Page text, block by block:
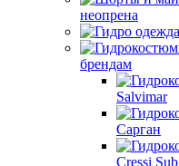
неопрена
брендам
Salvimar
Сарган
Cressi Sub